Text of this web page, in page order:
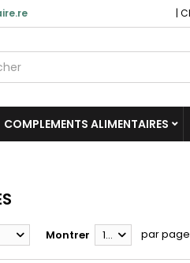
|
COMPLEMENTS ALIMENTAIRES
Montrer 12 par page